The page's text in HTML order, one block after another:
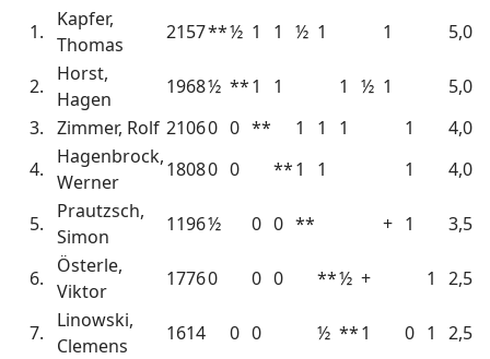
1.
Kapfer,
Thomas
2157**½ 1 1 ½ 1 1 5,0
2.
Horst,
Hagen
1968½ **1 1 1 ½ 1
5,0
3.
Zimmer, Rolf 21060 0 ** 1 1 1 1
4,0
4.
Hagenbrock,
Werner
18080 0 **1 1 1 4,0
5.
Prautzsch,
Simon
1196½ 0 0 ** + 1 3,5
6.
Österle,
Viktor
17760 0 0 **½ + 1 2,5
7.
Linowski,
Clemens
1614 0 0 ½ **1 0 1 2,5